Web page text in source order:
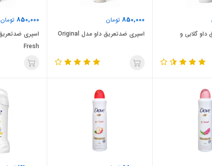
گلابی و
850,000 تومان
اسپری ضدتعریق داو مدل Original
850,000 تومان
Fresh